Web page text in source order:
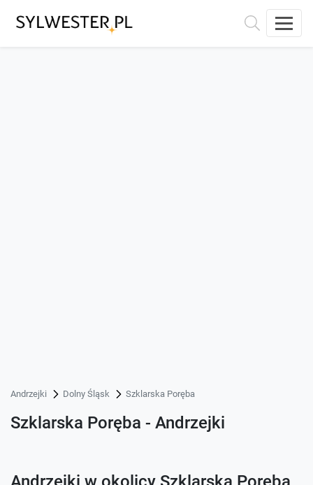
Andrzejki Dolny Śląsk Szklarska Poręba
Szklarska Poręba - Andrzejki